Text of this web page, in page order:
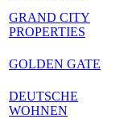
GRAND CITY
PROPERTIES
GOLDEN GATE
DEUTSCHE
WOHNEN